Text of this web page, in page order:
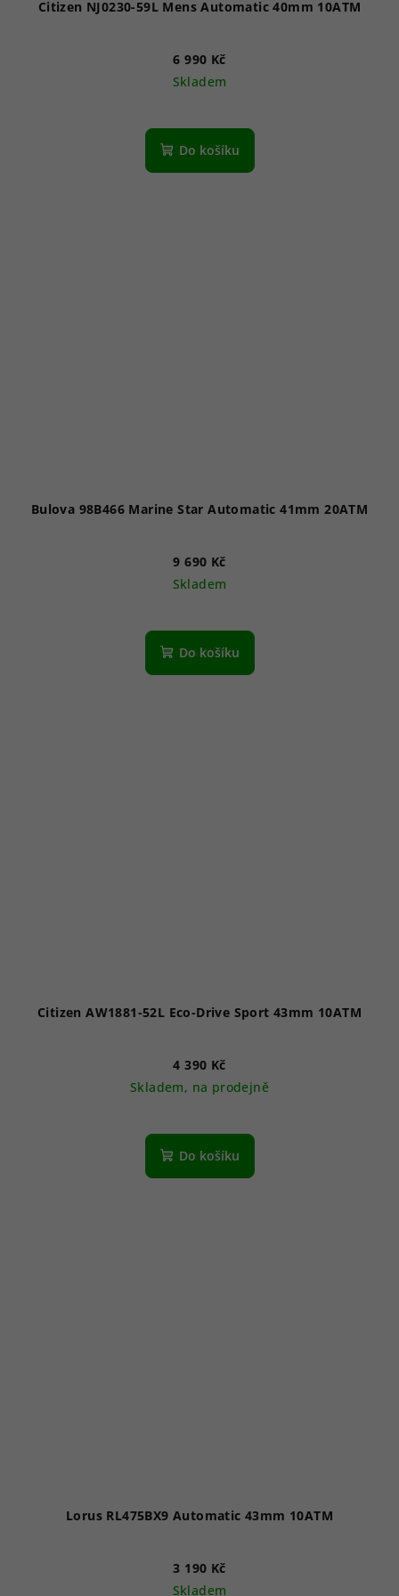
Citizen NJ0230-59L Mens Automatic 40mm 10ATM
6 990 Kč
Skladem
Do košíku
Bulova 98B466 Marine Star Automatic 41mm 20ATM
9 690 Kč
Skladem
Do košíku
Citizen AW1881-52L Eco-Drive Sport 43mm 10ATM
4 390 Kč
Skladem, na prodejně
Do košíku
Lorus RL475BX9 Automatic 43mm 10ATM
3 190 Kč
Skladem